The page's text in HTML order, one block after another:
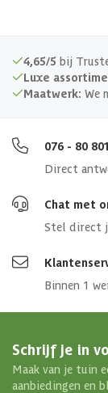
4,65/5 bij
Luxe
Maatwerk: We
076 - 80
Direct
Chat met
Stel direct
Binnen 1
Schrijf je in
Maak van je tuin
aanbiedingen en